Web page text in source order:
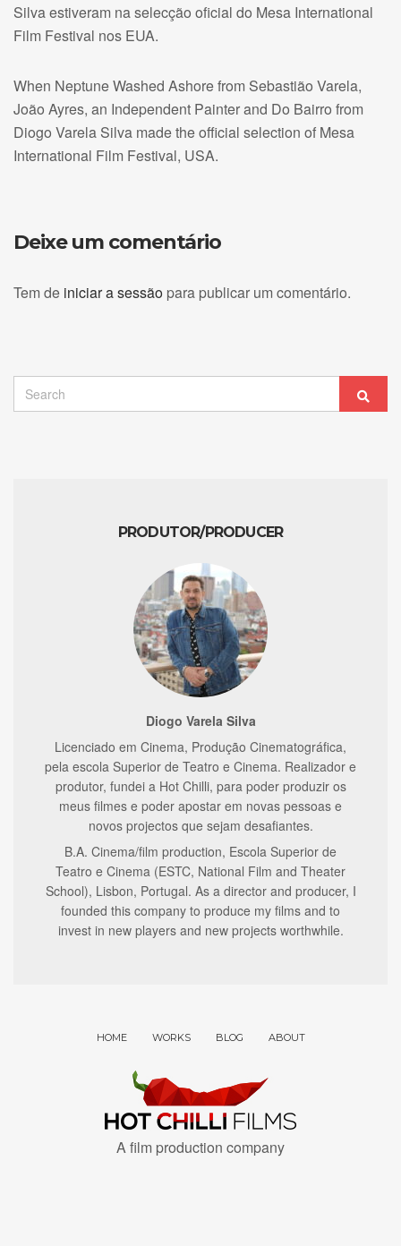
Silva estiveram na selecção oficial do Mesa International
Film Festival nos EUA.
When Neptune Washed Ashore from Sebastião Varela,
João Ayres, an Independent Painter and Do Bairro from
Diogo Varela Silva made the official selection of Mesa
International Film Festival, USA.
Deixe um comentário
Tem de iniciar a sessão para publicar um comentário.
for:
PRODUTOR/PRODUCER
Diogo Varela Silva
Licenciado em Cinema, Produção Cinematográfica,
pela escola Superior de Teatro e Cinema. Realizador e
produtor, fundei a Hot Chilli, para poder produzir os
meus filmes e poder apostar em novas pessoas e
novos projectos que sejam desafiantes.
B.A. Cinema/film production, Escola Superior de
Teatro e Cinema (ESTC, National Film and Theater
School), Lisbon, Portugal. As a director and producer, I
founded this company to produce my films and to
invest in new players and new projects worthwhile.
HOME WORKS BLOG ABOUT
A film production company